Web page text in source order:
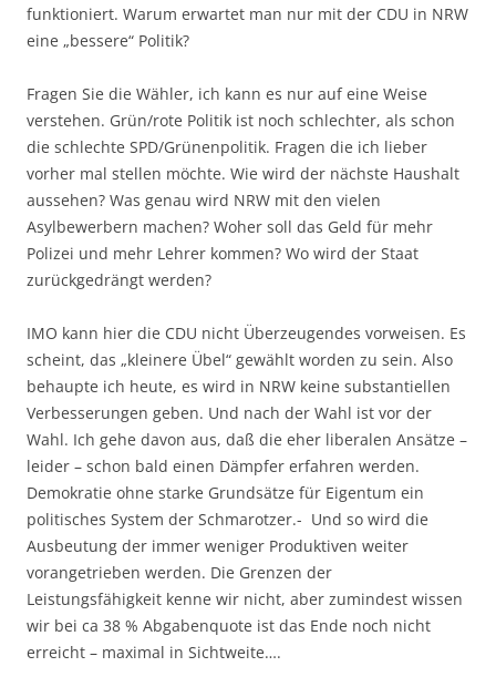
funktioniert. Warum erwartet man nur mit der CDU in NRW
eine „bessere“ Politik?
Fragen Sie die Wähler, ich kann es nur auf eine Weise
verstehen. Grün/rote Politik ist noch schlechter, als schon
die schlechte SPD/Grünenpolitik. Fragen die ich lieber
vorher mal stellen möchte. Wie wird der nächste Haushalt
aussehen? Was genau wird NRW mit den vielen
Asylbewerbern machen? Woher soll das Geld für mehr
Polizei und mehr Lehrer kommen? Wo wird der Staat
zurückgedrängt werden?
IMO kann hier die CDU nicht Überzeugendes vorweisen. Es
scheint, das „kleinere Übel“ gewählt worden zu sein. Also
behaupte ich heute, es wird in NRW keine substantiellen
Verbesserungen geben. Und nach der Wahl ist vor der
Wahl. Ich gehe davon aus, daß die eher liberalen Ansätze –
leider – schon bald einen Dämpfer erfahren werden.
Demokratie ohne starke Grundsätze für Eigentum ein
politisches System der Schmarotzer.- Und so wird die
Ausbeutung der immer weniger Produktiven weiter
vorangetrieben werden. Die Grenzen der
Leistungsfähigkeit kenne wir nicht, aber zumindest wissen
wir bei ca 38 % Abgabenquote ist das Ende noch nicht
erreicht – maximal in Sichtweite….